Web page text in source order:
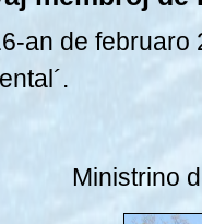
an de februaro
Ministrino